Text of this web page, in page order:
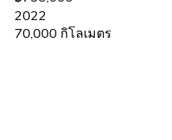
2022
70,000 กิโลเมตร